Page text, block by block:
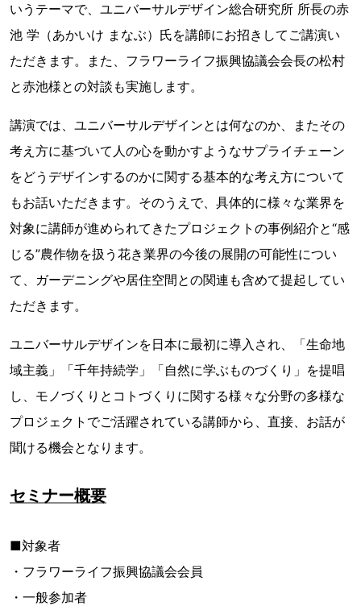
いうテーマで、ユニバーサルデザイン総合研究所 所長の赤
池 学（あかいけ まなぶ）氏を講師にお招きしてご講演い
ただきます。また、フラワーライフ振興協議会会長の松村
と赤池様との対談も実施します。
講演では、ユニバーサルデザインとは何なのか、またその
考え方に基づいて人の心を動かすようなサプライチェーン
をどうデザインするのかに関する基本的な考え方について
もお話いただきます。そのうえで、具体的に様々な業界を
対象に講師が進められてきたプロジェクトの事例紹介と“感
じる”農作物を扱う花き業界の今後の展開の可能性につい
て、ガーデニングや居住空間との関連も含めて提起してい
ただきます。
ユニバーサルデザインを日本に最初に導入され、「生命地
域主義」「千年持続学」「自然に学ぶものづくり」を提唱
し、モノづくりとコトづくりに関する様々な分野の多様な
プロジェクトでご活躍されている講師から、直接、お話が
聞ける機会となります。
セミナー概要
■対象者
・フラワーライフ振興協議会会員
・一般参加者